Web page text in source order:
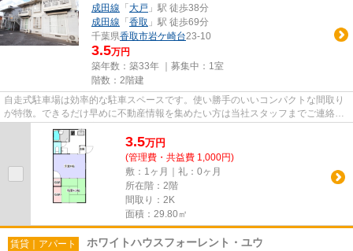
成田線 「 大戸 」駅 徒歩38分
成田線 「 香取 」駅 徒歩69分
千葉県香取市岩ケ崎台23-10
3.5万円
築年数：築33年 ｜募集中： 1室
階数：2階建
自走式駐車場は効率的な駐車スペースです。使い勝手のいいコンパクトな間取り
が特徴。できるだけ早めに不動産情報を集めたい方は当社スタッフまでご連絡く
ださい。地域の不動産情報を...
3.5万円
(管理費・共益費 1,000円)
敷：1ヶ月｜礼：0ヶ月
所在階：2階
間取り：2K
面積：29.80㎡
賃貸｜アパート ホワイトハウスフォーレント・ユウ